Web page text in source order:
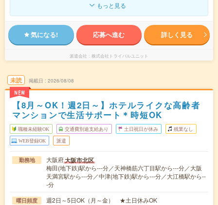
もっと見る
気になる! 応募へ進む 詳しく見る
派遣会社 株式会社トライバルユニット
未読
NEW
掲載日 2026/08/08
【8月～OK！週2日～】ホテルライクな高齢者
マンションで生活サポート＊時短OK
職種未経験OK 交通費別途支給あり 土日祝日が休み 残業なし
WEB登録OK 派遣
勤務地 大阪府大阪市北区
梅田(地下鉄)駅から---分／天神橋筋六丁目駅から---分／大阪
天満宮駅から---分／中津(地下鉄)駅から---分／大江橋駅から--
-分
曜日頻度 週2日～5日OK（月～金） ★土日休みOK